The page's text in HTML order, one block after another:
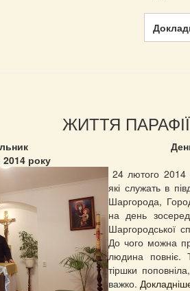
ЖИТТЯ
року
24 лютого 2014
які служать в
Шаргорода,
на день
Шаргородської
До чого можна
людина повніє.
тіршки
важко.